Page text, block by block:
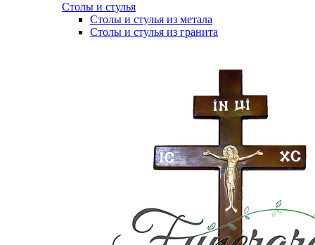
Столы и стулья
Столы и стулья из метала
Столы и стулья из гранита